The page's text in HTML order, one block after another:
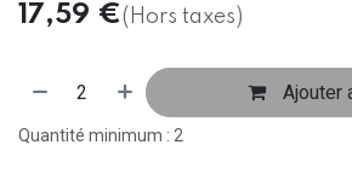
17,59 €(Hors taxes)
Ajouter
Quantité minimum : 2